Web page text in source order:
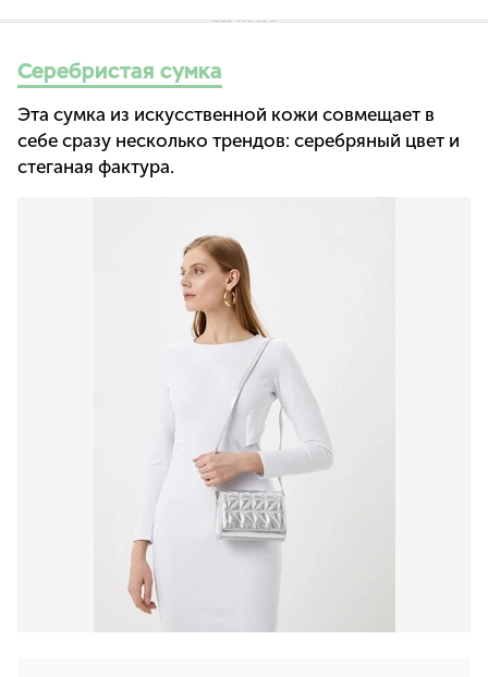
Серебристая сумка
Эта сумка из искусственной кожи совмещает в
себе сразу несколько трендов: серебряный цвет и
стеганая фактура.